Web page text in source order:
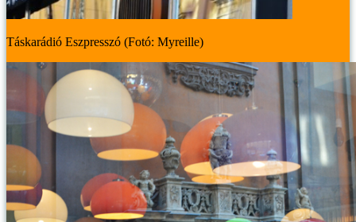
Táskarádió Eszpresszó (Fotó: Myreille)